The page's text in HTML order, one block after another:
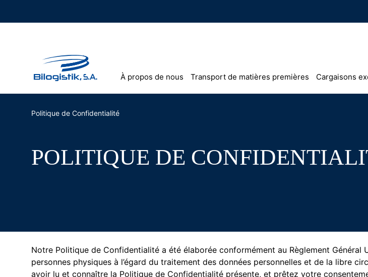
À propos de nous Transport de matières premières Cargaisons
Politique de Confidentialité
POLITIQUE DE
Notre Politique de Confidentialité a été élaborée conformément au Règlement
personnes physiques à l’égard du traitement des données personnelles et de la libre
avoir lu et connaître la Politique de Confidentialité présente, et prêtez votre